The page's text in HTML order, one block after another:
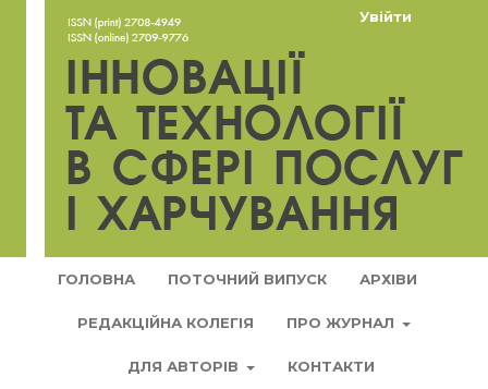
ГОЛОВНА ПОТОЧНИЙ ВИПУСК АРХІВИ
РЕДАКЦІЙНА КОЛЕГІЯ ПРО ЖУРНАЛ
ДЛЯ АВТОРІВ КОНТАКТИ
Увійти